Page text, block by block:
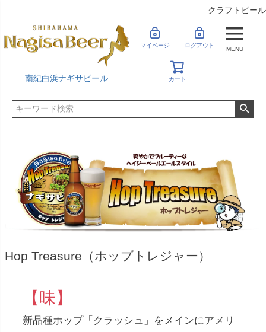
クラフトビール
南紀白浜ナギサビール
マイページ ログアウト
カート
MENU
Hop Treasure（ホップトレジャー）
【味】
新品種ホップ「クラッシュ」をメインにアメリ